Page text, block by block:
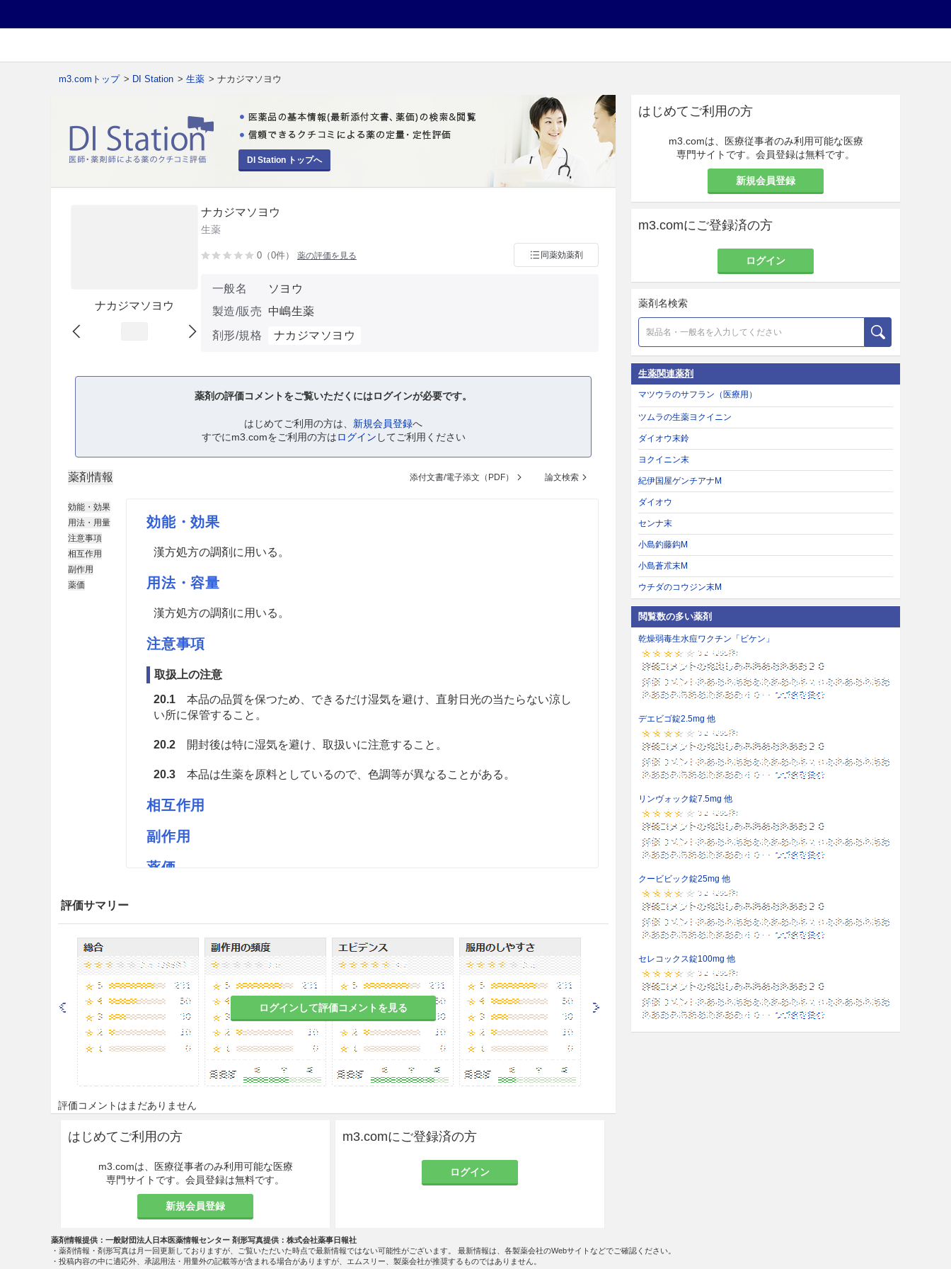
m3.comトップ > DI Station > 生薬 > ナカジマソヨウ
DI Station トップへ
ナカジマソヨウ
ナカジマソヨウ
生薬
0（0件） 薬の評価を見る 同薬効薬剤
一般名
ソヨウ
製造/販売
中嶋生薬
剤形/規格
ナカジマソヨウ
薬剤の評価コメントをご覧いただくにはログインが必要です。
はじめてご利用の方は、 新規会員登録へ
すでにm3.comをご利用の方はログイン してご利用ください
薬剤情報 添付文書/電子添文（PDF） 論文検索
効能・効果
用法・用量
注意事項
相互作用
副作用
薬価
効能・効果
漢方処方の調剤に用いる。
用法・容量
漢方処方の調剤に用いる。
注意事項
取扱上の注意
20.1本品の品質を保つため、できるだけ湿気を避け、直射日光の当たらない涼し
い所に保管すること。
20.2開封後は特に湿気を避け、取扱いに注意すること。
20.3本品は生薬を原料としているので、色調等が異なることがある。
相互作用
副作用
薬価
評価サマリー
ログインして評価コメントを見る
評価コメントはまだありません
はじめてご利用の方
m3.comは、医療従事者のみ利用可能な医療
専門サイトです。会員登録は無料です。
新規会員登録
m3.comにご登録済の方
ログイン
はじめてご利用の方
m3.comは、医療従事者のみ利用可能な医療
専門サイトです。会員登録は無料です。
新規会員登録
m3.comにご登録済の方
ログイン
薬剤名検索
生薬関連薬剤
マツウラのサフラン（医療用）
ツムラの生薬ヨクイニン
ダイオウ末鈴
ヨクイニン末
紀伊国屋ゲンチアナM
ダイオウ
センナ末
小島釣藤鈎M
小島蒼朮末M
ウチダのコウジン末M
閲覧数の多い薬剤
乾燥弱毒生水痘ワクチン「ビケン」
デエビゴ錠2.5mg 他
リンヴォック錠7.5mg 他
クービビック錠25mg 他
セレコックス錠100mg 他
薬剤情報提供：一般財団法人日本医薬情報センター 剤形写真提供：株式会社薬事日報社
・薬剤情報・剤形写真は月一回更新しておりますが、ご覧いただいた時点で最新情報ではない可能性がございます。 最新情報は、各製薬会社のWebサイトなどでご確認ください。
・投稿内容の中に適応外、承認用法・用量外の記載等が含まれる場合がありますが、エムスリー、製薬会社が推奨するものではありません。